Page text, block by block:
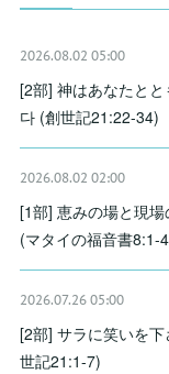
2026.08.02 05:00
[2部] 神はあなたと
다 (創世記21:22-34)
2026.08.02 02:00
[1部] 恵みの場と現
(マタイの福音書8:1-
2026.07.26 05:00
[2部] サラに笑いを
世記21:1-7)